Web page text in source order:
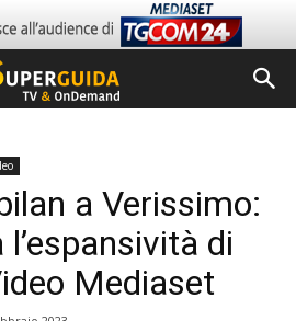
a Verissimo:
di
Mediaset